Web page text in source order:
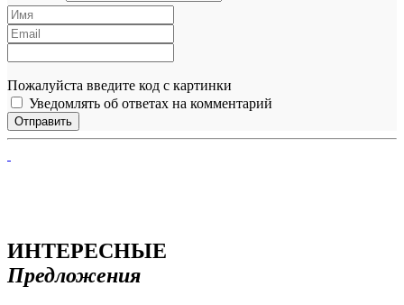
Пожалуйста введите код с картинки
Уведомлять об ответах на комментарий
ИНТЕРЕСНЫЕ
Предложения